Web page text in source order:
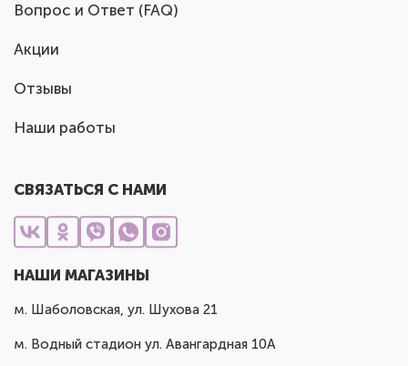
Вопрос и Ответ (FAQ)
Акции
Отзывы
Наши работы
СВЯЗАТЬСЯ С НАМИ
НАШИ МАГАЗИНЫ
м. Шаболовская, ул. Шухова 21
м. Водный стадион ул. Авангардная 10А